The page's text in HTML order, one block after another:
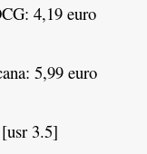
4,19 euro
5,99 euro
3.5]